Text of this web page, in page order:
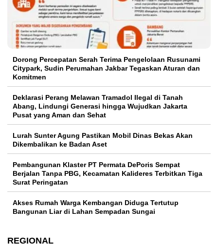
Dorong Percepatan Serah Terima Pengelolaan Rusunami
Citypark, Sudin Perumahan Jakbar Tegaskan Aturan dan
Komitmen
Deklarasi Perang Melawan Tramadol Ilegal di Tanah
Abang, Lindungi Generasi hingga Wujudkan Jakarta
Pusat yang Aman dan Sehat
Lurah Sunter Agung Pastikan Mobil Dinas Bekas Akan
Dikembalikan ke Badan Aset
Pembangunan Klaster PT Permata DePoris Sempat
Berjalan Tanpa PBG, Kecamatan Kalideres Terbitkan Tiga
Surat Peringatan
Akses Rumah Warga Kembangan Diduga Tertutup
Bangunan Liar di Lahan Sempadan Sungai
REGIONAL